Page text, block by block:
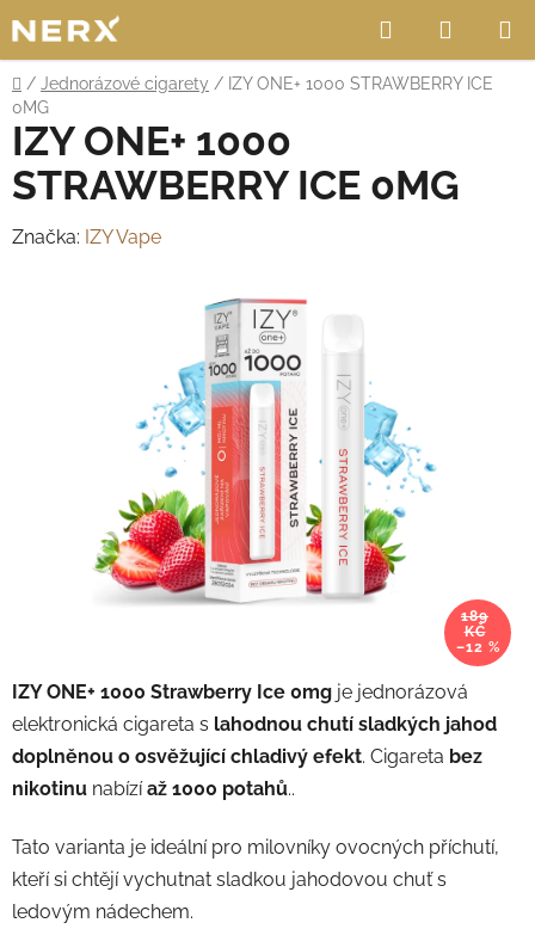
na
obsah
Hledat
KOŠÍK
Domů
/ Jednorázové cigarety / IZY ONE+ 1000 STRAWBERRY ICE
0MG
IZY ONE+ 1000 Strawberry Ice 0mg je jednorázová
elektronická cigareta s lahodnou chutí sladkých jahod
doplněnou o osvěžující chladivý efekt. Cigareta bez
nikotinu nabízíaž 1000 potahů..
Tato varianta je ideální pro milovníky ovocných příchutí,
kteří si chtějí vychutnat sladkou jahodovou chuť s
ledovým nádechem.
IZY ONE+ 1000
STRAWBERRY ICE 0MG
Značka: IZY Vape
189
KČ
–12 %